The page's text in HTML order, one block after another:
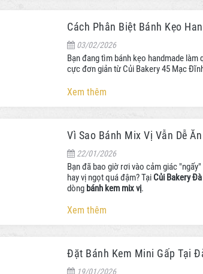
Cách Phân Biệt Bánh Kẹo
03/02/2026
Bạn đang tìm bánh kẹo handmade làm
cực đơn giản từ Củi Bakery 45 Mạc
Xem thêm
Vì Sao Bánh Mix Vị Vẫn Dễ
22/01/2026
Bạn đã bao giờ rơi vào cảm giác
hay vị ngọt quá đậm? Tại Củi Bakery
dòng bánh kem mix vị.
Xem thêm
Đặt Bánh Kem Mini Gấp Tại
19/01/2026